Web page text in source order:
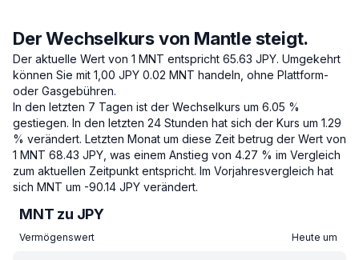
Der Wechselkurs von Mantle steigt.
Der aktuelle Wert von 1 MNT entspricht 65.63 JPY. Umgekehrt
können Sie mit 1,00 JPY 0.02 MNT handeln, ohne Plattform-
oder Gasgebühren.
In den letzten 7 Tagen ist der Wechselkurs um 6.05 %
gestiegen. In den letzten 24 Stunden hat sich der Kurs um 1.29
% verändert. Letzten Monat um diese Zeit betrug der Wert von
1 MNT 68.43 JPY, was einem Anstieg von 4.27 % im Vergleich
zum aktuellen Zeitpunkt entspricht. Im Vorjahresvergleich hat
sich MNT um -90.14 JPY verändert.
MNT zu JPY
Vermögenswert Heute um